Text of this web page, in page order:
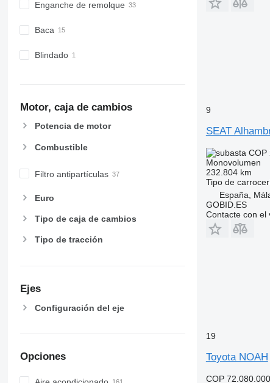
Enganche de remolque
Baca
Blindado
Motor, caja de cambios
Potencia de motor
Combustible
Filtro antipartículas
Euro
Tipo de caja de cambios
Tipo de tracción
Ejes
Configuración del eje
Opciones
9
SEAT
COP
Monovolumen
232.804 km
Tipo de
España,
GOBID.ES
Contacte con el
19
Toyota NOAH
COP 72.080.000